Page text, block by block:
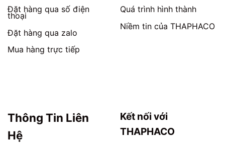
Đặt hàng qua số điện
thoại
Đặt hàng qua zalo
Mua hàng trực tiếp
Quá trình hình thành
Niềm tin của THAPHACO
Thông Tin Liên
Hệ
Kết nối với
THAPHACO